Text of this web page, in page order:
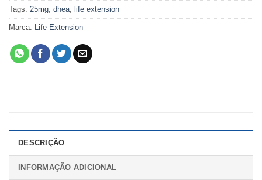
Tags: 25mg, dhea, life extension
Marca: Life Extension
DESCRIÇÃO
INFORMAÇÃO ADICIONAL